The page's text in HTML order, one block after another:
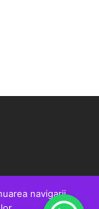
navigarii,